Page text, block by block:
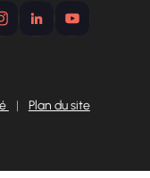
| Plan du site